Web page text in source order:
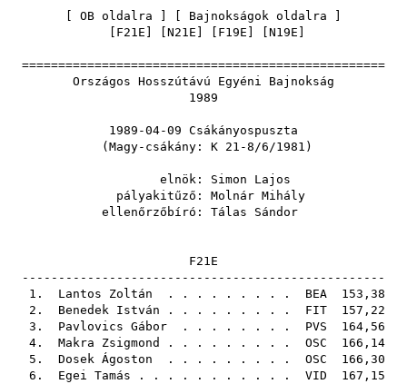
OB oldalra Bajnokságok oldalra
F21E N21E F19E N19E
==================================================
Országos Hosszútávú Egyéni Bajnokság
1989
1989-04-09 Csákányospuszta
(Magy-csákány: K 21-8/6/1981)
elnök: Simon Lajos
pályakitűző: Molnár Mihály
ellenőrzőbíró: Tálas Sándor
F21E
--------------------------------------------------
1. Lantos Zoltán . . . . . . . . . BEA 153,38
2. Benedek István . . . . . . . . . FIT 157,22
3. Pavlovics Gábor . . . . . . . . PVS 164,56
4. Makra Zsigmond . . . . . . . . . OSC 166,14
5. Dosek Ágoston . . . . . . . . . OSC 166,30
6. Egei Tamás . . . . . . . . . . . VID 167,15